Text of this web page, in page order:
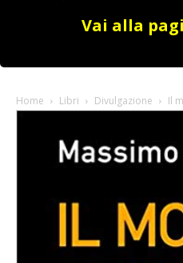
Vai alla
Home Libri Divulgazione Il